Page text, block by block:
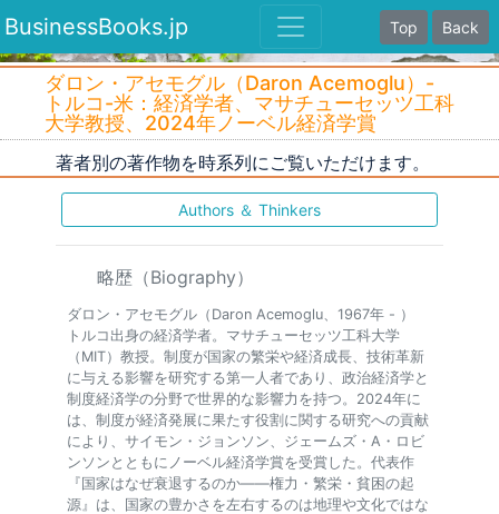
BusinessBooks.jp Top Back
ダロン・アセモグル（Daron Acemoglu）-
トルコ-米：経済学者、マサチューセッツ工科
大学教授、2024年ノーベル経済学賞
著者別の著作物を時系列にご覧いただけます。
Authors ＆ Thinkers
略歴（Biography）
ダロン・アセモグル（Daron Acemoglu、1967年 - ）
トルコ出身の経済学者。マサチューセッツ工科大学
（MIT）教授。制度が国家の繁栄や経済成長、技術革新
に与える影響を研究する第一人者であり、政治経済学と
制度経済学の分野で世界的な影響力を持つ。2024年に
は、制度が経済発展に果たす役割に関する研究への貢献
により、サイモン・ジョンソン、ジェームズ・A・ロビ
ンソンとともにノーベル経済学賞を受賞した。代表作
『国家はなぜ衰退するのか――権力・繁栄・貧困の起
源』は、国家の豊かさを左右するのは地理や文化ではな